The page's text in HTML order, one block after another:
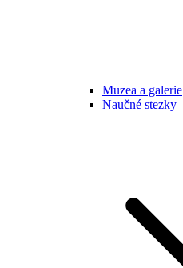
Muzea a galerie
Naučné stezky